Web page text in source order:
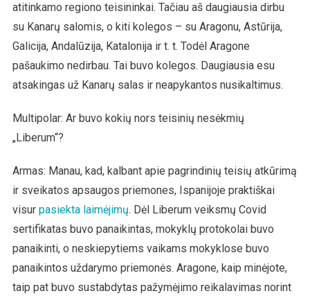
atitinkamo regiono teisininkai. Tačiau aš daugiausia dirbu
su Kanarų salomis, o kiti kolegos – su Aragonu, Astūrija,
Galicija, Andalūzija, Katalonija ir t. t. Todėl Aragone
pašaukimo nedirbau. Tai buvo kolegos. Daugiausia esu
atsakingas už Kanarų salas ir neapykantos nusikaltimus.
Multipolar: Ar buvo kokių nors teisinių nesėkmių
„Liberum“?
Armas: Manau, kad, kalbant apie pagrindinių teisių atkūrimą
ir sveikatos apsaugos priemones, Ispanijoje praktiškai
visur pasiekta laimėjimų. Dėl Liberum veiksmų Covid
sertifikatas buvo panaikintas, mokyklų protokolai buvo
panaikinti, o neskiepytiems vaikams mokyklose buvo
panaikintos uždarymo priemonės. Aragone, kaip minėjote,
taip pat buvo sustabdytas pažymėjimo reikalavimas norint